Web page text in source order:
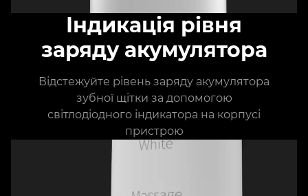
Індикація рівня
заряду акумулятора
Відстежуйте рівень заряду акумулятора
зубної щітки за допомогою
світлодіодного індикатора на корпусі
пристрою